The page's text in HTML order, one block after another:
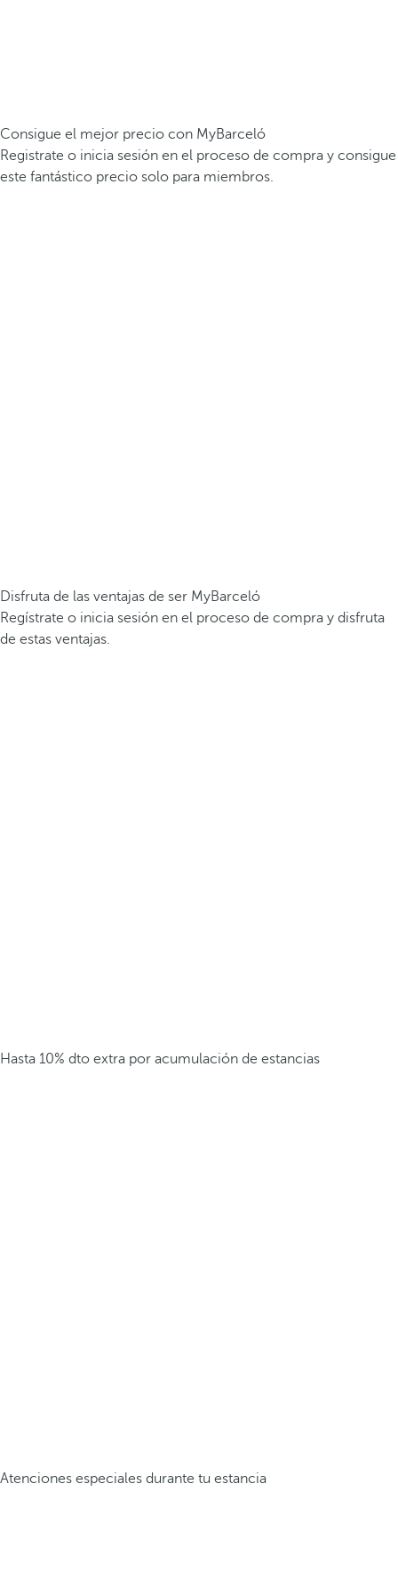
Consigue el mejor precio con MyBarceló
Registrate o inicia sesión en el proceso de compra y consigue
este fantástico precio solo para miembros.
Disfruta de las ventajas de ser MyBarceló
Regístrate o inicia sesión en el proceso de compra y disfruta
de estas ventajas.
Hasta 10% dto extra por acumulación de estancias
Atenciones especiales durante tu estancia